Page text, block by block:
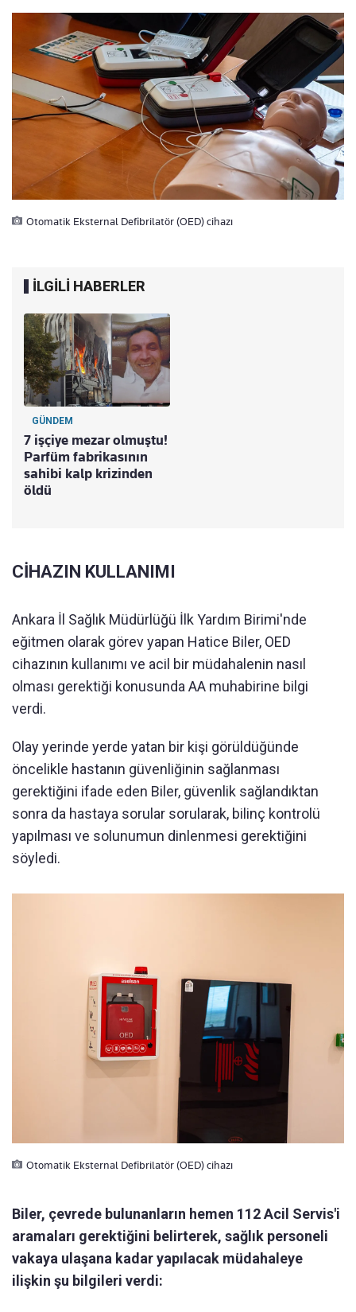
Otomatik Eksternal Defibrilatör (OED) cihazı
İLGİLİ HABERLER
GÜNDEM
7 işçiye mezar olmuştu!
Parfüm fabrikasının
sahibi kalp krizinden
öldü
CİHAZIN KULLANIMI
Ankara İl Sağlık Müdürlüğü İlk Yardım Birimi'nde
eğitmen olarak görev yapan Hatice Biler, OED
cihazının kullanımı ve acil bir müdahalenin nasıl
olması gerektiği konusunda AA muhabirine bilgi
verdi.
Olay yerinde yerde yatan bir kişi görüldüğünde
öncelikle hastanın güvenliğinin sağlanması
gerektiğini ifade eden Biler, güvenlik sağlandıktan
sonra da hastaya sorular sorularak, bilinç kontrolü
yapılması ve solunumun dinlenmesi gerektiğini
söyledi.
Otomatik Eksternal Defibrilatör (OED) cihazı
Biler, çevrede bulunanların hemen 112 Acil Servis'i
aramaları gerektiğini belirterek, sağlık personeli
vakaya ulaşana kadar yapılacak müdahaleye
ilişkin şu bilgileri verdi: